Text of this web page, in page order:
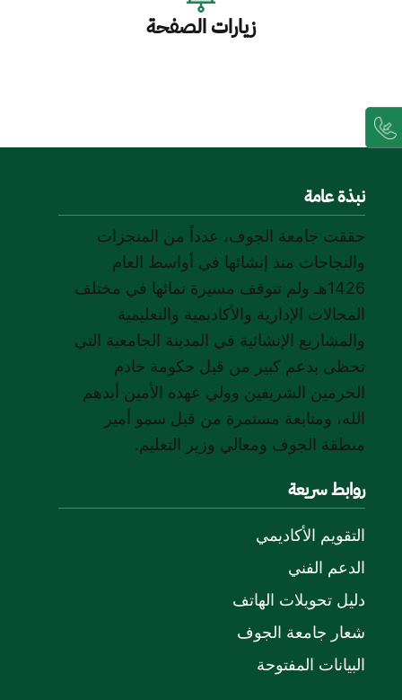
زيارات الصفحة
نبذة عامة
حققت جامعة الجوف، عدداً من المنجزات
والنجاحات منذ إنشائها في أواسط العام
1426هـ ولم تتوقف مسيرة نمائها في مختلف
المجالات الإدارية والأكاديمية والتعليمية
والمشاريع الإنشائية في المدينة الجامعية التي
تحظى بدعم كبير من قبل حكومة خادم
الحرمين الشريفين وولي عهده الأمين أيدهم
الله، ومتابعة مستمرة من قبل سمو أمير
منطقة الجوف ومعالي وزير التعليم.
روابط سريعة
التقويم الأكاديمي
الدعم الفني
دليل تحويلات الهاتف
شعار جامعة الجوف
البيانات المفتوحة